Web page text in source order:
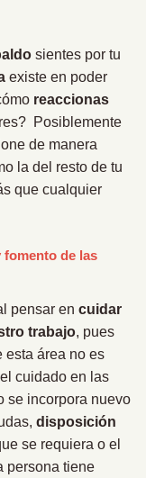
sientes por tu
existe en poder
reaccionas
Posiblemente
de manera
la del resto de tu
que cualquier
fomento de las
pensar en cuidar
trabajo, pues
esta área no es
cuidado en las
se incorpora nuevo
disposición
se requiera o el
persona tiene